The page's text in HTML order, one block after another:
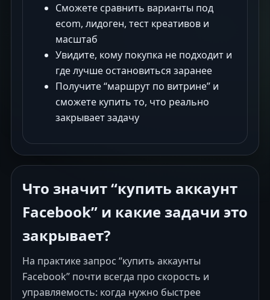
Сможете сравнить варианты под
ecom, лидоген, тест креативов и
масштаб
Увидите, кому покупка не подходит и
где лучше остановиться заранее
Получите “маршрут по витрине” и
сможете купить то, что реально
закрывает задачу
Что значит “купить аккаунт
Facebook” и какие задачи это
закрывает?
На практике запрос “купить аккаунты
Facebook” почти всегда про скорость и
управляемость: когда нужно быстрее